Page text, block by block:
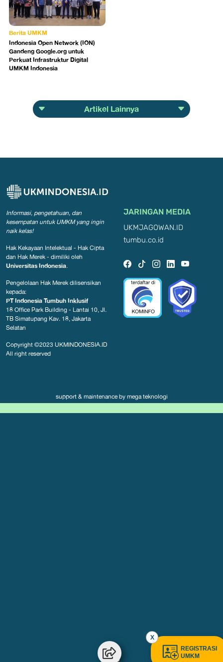
Berita UMKM
Indonesia Open Network (ION)
Gandeng Google.org untuk
Perkuat Infrastruktur Digital
UMKM Indonesia
Artikel Lainnya
Informasi, pengetahuan, dan
kesempatan untuk UMKM yang ingin
naik kelas!
Hak Kekayaan Intelektual - Hak Cipta
dan Hak Merek - dimiliki oleh
Universitas Indonesia.
Pengelolaan Hak Merek dilisensikan
kepada:
PT Indonesia Tumbuh Inklusif
18 Office Park Building - Lantai 10, Jl.
TB Simatupang Kav. 18, Jakarta
Selatan
Copyright ©2023 UKMINDONESIA.ID
All right reserved
JARINGAN MEDIA
UKMJAGOWAN.ID
tumbu.co.id
support & maintenance by mega teknologi
X
REGISTRASI
UMKM